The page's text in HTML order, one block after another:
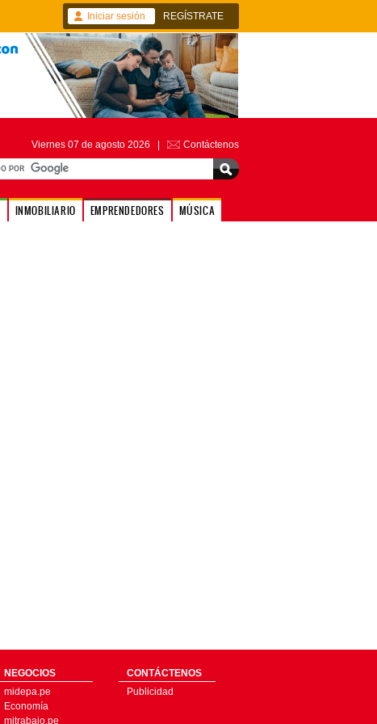
Iniciar sesión REGÍSTRATE
Viernes 07 de agosto 2026 | Contáctenos
INMOBILIARIO EMPRENDEDORES MÚSICA
NEGOCIOS
midepa.pe
Economía
mitrabajo.pe
CONTÁCTENOS
Publicidad